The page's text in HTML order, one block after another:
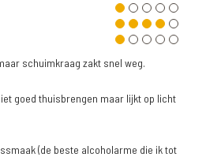
schuimkraag zakt snel weg.
goed thuisbrengen maar lijkt op licht
(de beste alcoholarme die ik tot